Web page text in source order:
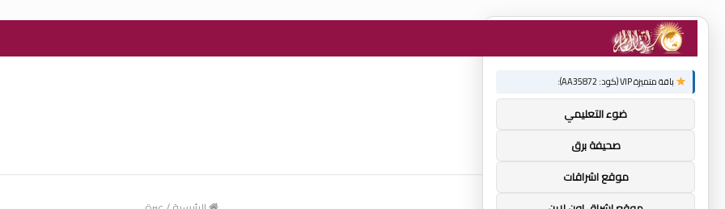
توصيات :
باقة متميزة VIP (كود: AA35872):
ضوء التعليمي
صحيفة برق
موقع اشراقات